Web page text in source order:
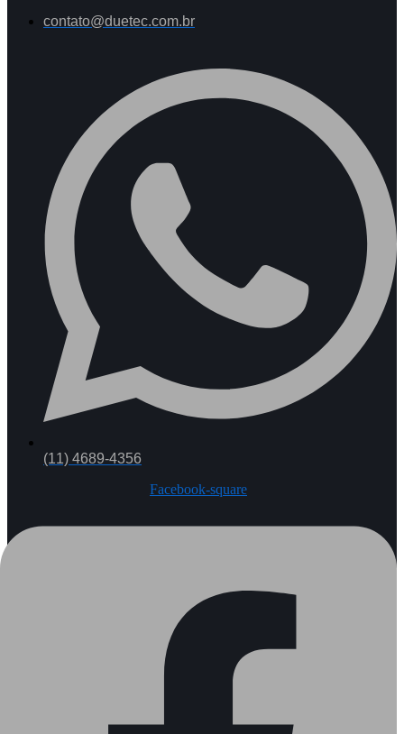
contato@duetec.com.br
(11) 4689-4356
Facebook-square